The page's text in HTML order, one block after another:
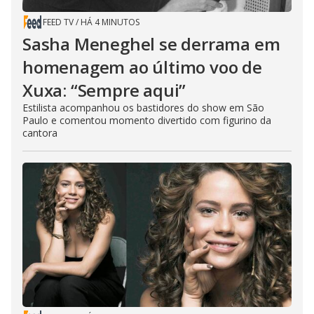
FEED TV/ HÁ 4 MINUTOS
Sasha Meneghel se derrama em
homenagem ao último voo de
Xuxa: “Sempre aqui”
Estilista acompanhou os bastidores do show em São
Paulo e comentou momento divertido com figurino da
cantora